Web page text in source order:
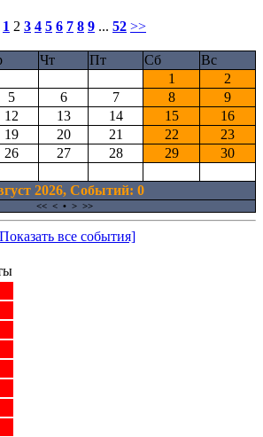
1 2 3 4 5 6 7 8 9 ... 52 >>
Чт Пт Сб
Вс
1
2
5 6 7 8
9
12 13 14 15
16
19 20 21 22
23
26 27 28 29
30
2026, Cобытий: 0
<< < • > >>
все события]